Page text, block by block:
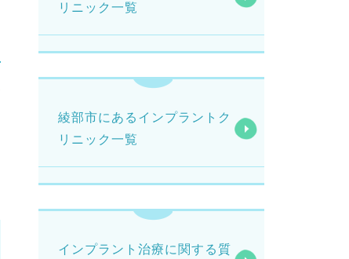
リニック一覧
綾部市にあるインプラントク
リニック一覧
インプラント治療に関する質